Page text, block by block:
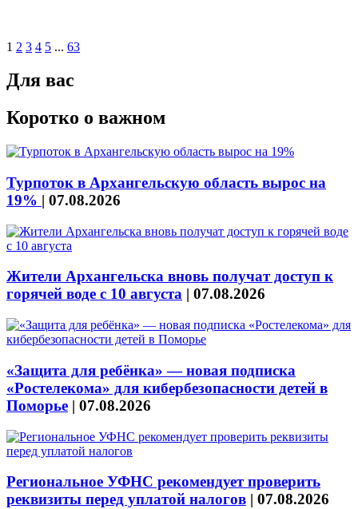
1 2 3 4 5 ... 63
Для вас
Коротко о важном
Турпоток в Архангельскую область вырос на
19% | 07.08.2026
Жители Архангельска вновь получат доступ к
горячей воде с 10 августа | 07.08.2026
«Защита для ребёнка» — новая подписка
«Ростелекома» для кибербезопасности детей в
Поморье | 07.08.2026
Региональное УФНС рекомендует проверить
реквизиты перед уплатой налогов | 07.08.2026